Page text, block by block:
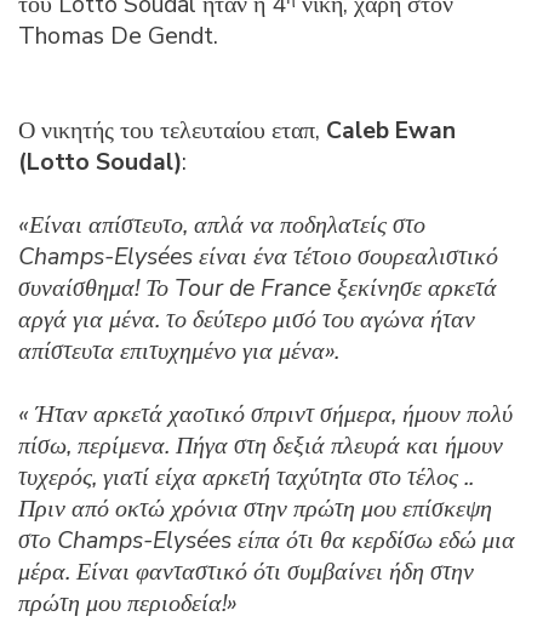
Thomas De Gendt.
Ο νικητής του τελευταίου εταπ, Caleb Ewan
(Lotto Soudal):
«Είναι απίστευτο, απλά να ποδηλατείς στο
Champs-Elysées είναι ένα τέτοιο σουρεαλιστικό
συναίσθημα! Το Tour de France ξεκίνησε αρκετά
αργά για μένα. το δεύτερο μισό του αγώνα ήταν
απίστευτα επιτυχημένο για μένα».
« Ήταν αρκετά χαοτικό σπριντ σήμερα, ήμουν πολύ
πίσω, περίμενα. Πήγα στη δεξιά πλευρά και ήμουν
τυχερός, γιατί είχα αρκετή ταχύτητα στο τέλος ..
Πριν από οκτώ χρόνια στην πρώτη μου επίσκεψη
στο Champs-Elysées είπα ότι θα κερδίσω εδώ μια
μέρα. Είναι φανταστικό ότι συμβαίνει ήδη στην
πρώτη μου περιοδεία!»